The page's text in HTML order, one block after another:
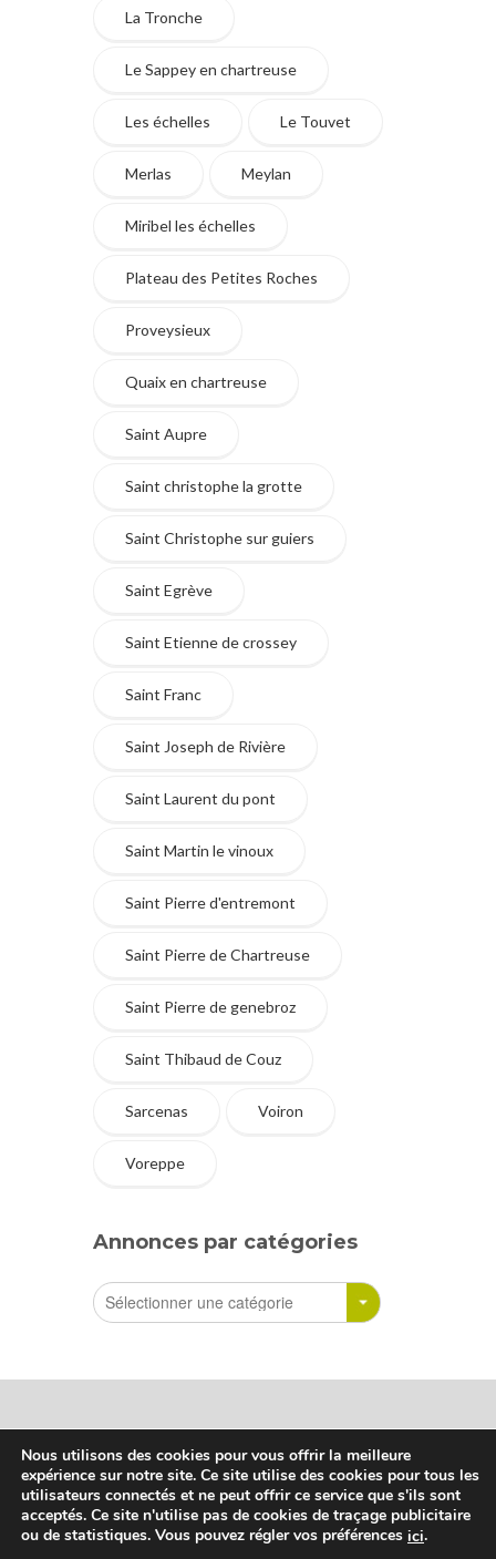
La Tronche
Le Sappey en chartreuse
Les échelles Le Touvet
Merlas Meylan
Miribel les échelles
Plateau des Petites Roches
Proveysieux
Quaix en chartreuse
Saint Aupre
Saint christophe la grotte
Saint Christophe sur guiers
Saint Egrève
Saint Etienne de crossey
Saint Franc
Saint Joseph de Rivière
Saint Laurent du pont
Saint Martin le vinoux
Saint Pierre d'entremont
Saint Pierre de Chartreuse
Saint Pierre de genebroz
Saint Thibaud de Couz
Sarcenas Voiron
Voreppe
Annonces par catégories
Sharetreuse © Tous droits réservés
Nous utilisons des cookies pour vous offrir la meilleure
expérience sur notre site. Ce site utilise des cookies pour tous les
utilisateurs connectés et ne peut offrir ce service que s'ils sont
acceptés. Ce site n'utilise pas de cookies de traçage publicitaire
ou de statistiques. Vous pouvez régler vos préférences ici.